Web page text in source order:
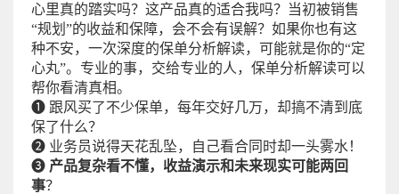
心里真的踏实吗？这产品真的适合我吗？当初被销售
“规划”的收益和保障，会不会有误解？如果你也有这
种不安，一次深度的保单分析解读，可能就是你的“定
心丸”。专业的事，交给专业的人，保单分析解读可以
帮你看清真相。
❶ 跟风买了不少保单，每年交好几万，却搞不清到底
保了什么？
❷ 业务员说得天花乱坠，自己看合同时却一头雾水！
❸ 产品复杂看不懂，收益演示和未来现实可能两回
事？